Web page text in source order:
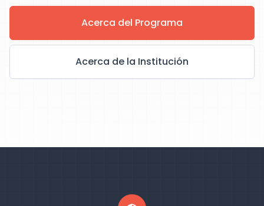
Acerca del Programa
Acerca de la Institución